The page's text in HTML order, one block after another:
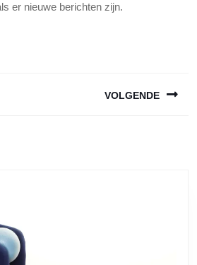
er nieuwe berichten zijn.
VOLGENDE